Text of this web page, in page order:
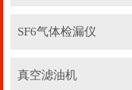
SF6气体检漏仪
真空滤油机